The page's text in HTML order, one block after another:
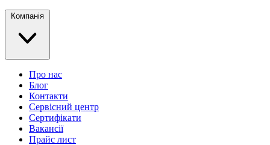
Компанія
Про нас
Блог
Контакти
Сервісний центр
Сертифікати
Вакансії
Прайс лист